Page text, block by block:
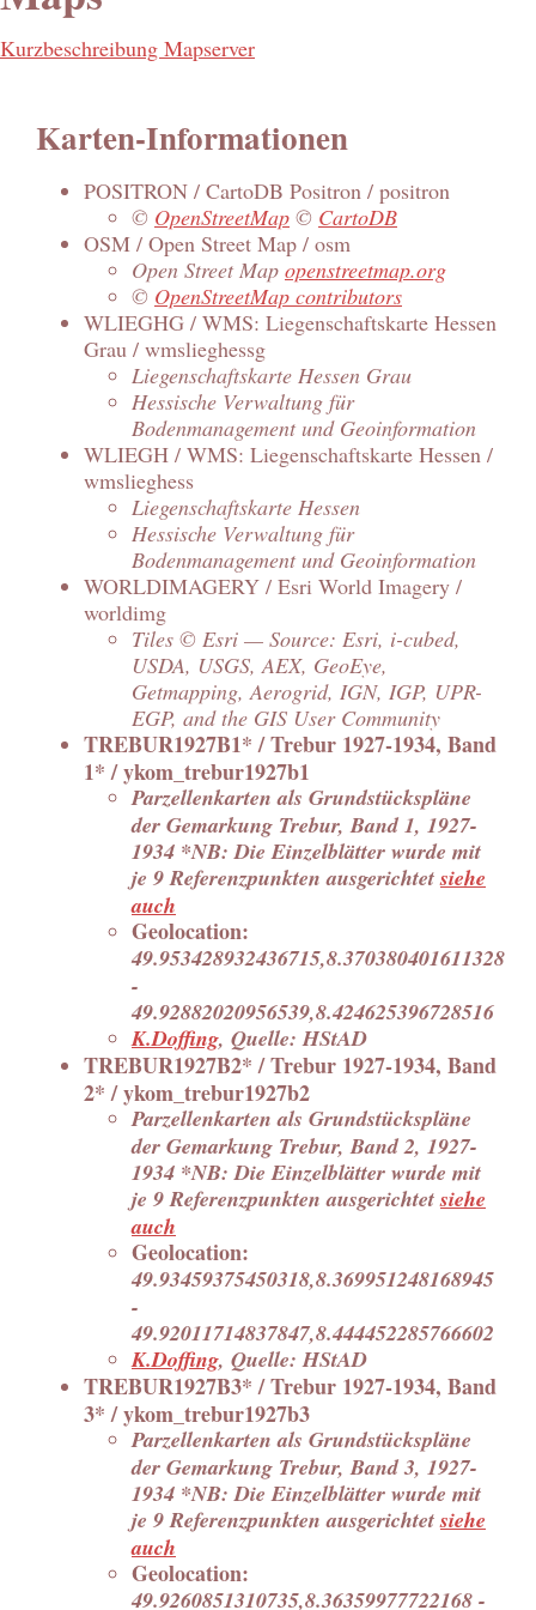
Kurzbeschreibung Mapserver
Karten-Informationen
POSITRON / CartoDB Positron / positron
© OpenStreetMap © CartoDB
OSM / Open Street Map / osm
Open Street Map openstreetmap.org
© OpenStreetMap contributors
WLIEGHG / WMS: Liegenschaftskarte Hessen
Grau / wmslieghessg
Liegenschaftskarte Hessen Grau
Hessische Verwaltung für
Bodenmanagement und Geoinformation
WLIEGH / WMS: Liegenschaftskarte Hessen /
wmslieghess
Liegenschaftskarte Hessen
Hessische Verwaltung für
Bodenmanagement und Geoinformation
WORLDIMAGERY / Esri World Imagery /
worldimg
Tiles © Esri — Source: Esri, i-cubed,
USDA, USGS, AEX, GeoEye,
Getmapping, Aerogrid, IGN, IGP, UPR-
EGP, and the GIS User Community
TREBUR1927B1* / Trebur 1927-1934, Band
1* / ykom_trebur1927b1
Parzellenkarten als Grundstückspläne
der Gemarkung Trebur, Band 1, 1927-
1934 *NB: Die Einzelblätter wurde mit
je 9 Referenzpunkten ausgerichtetsiehe
auch
Geolocation:
49.953428932436715,8.370380401611328
-
49.92882020956539,8.424625396728516
K.Doffing, Quelle: HStAD
TREBUR1927B2* / Trebur 1927-1934, Band
2* / ykom_trebur1927b2
Parzellenkarten als Grundstückspläne
der Gemarkung Trebur, Band 2, 1927-
1934 *NB: Die Einzelblätter wurde mit
je 9 Referenzpunkten ausgerichtetsiehe
auch
Geolocation:
49.93459375450318,8.369951248168945
-
49.92011714837847,8.444452285766602
K.Doffing, Quelle: HStAD
TREBUR1927B3* / Trebur 1927-1934, Band
3* / ykom_trebur1927b3
Parzellenkarten als Grundstückspläne
der Gemarkung Trebur, Band 3, 1927-
1934 *NB: Die Einzelblätter wurde mit
je 9 Referenzpunkten ausgerichtetsiehe
auch
Geolocation:
49.9260851310735,8.36359977722168 -